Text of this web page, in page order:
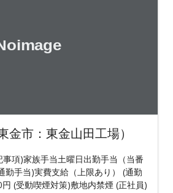
金市：東金山田工場）
項)家族手当土曜日出勤手当（当番
勤手当)実費支給（上限あり） (通勤
(受動喫煙対策)敷地内禁煙 (正社員)